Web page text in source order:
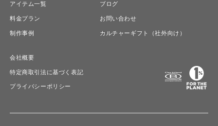
アイテム一覧
料金プラン
制作事例
ブログ
お問い合わせ
カルチャーギフト（社外向け）
会社概要
特定商取引法に基づく表記
プライバシーポリシー